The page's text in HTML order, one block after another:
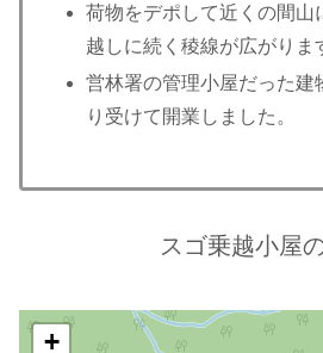
荷物をデポして近くの間山
越しに続く稜線が広がりま
営林署の管理小屋だった建
り受けて開業しました。
スゴ乗越小屋
+